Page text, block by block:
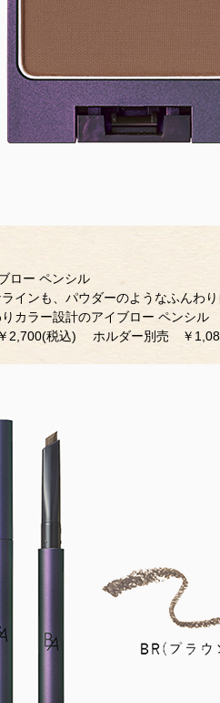
ロー ペンシル
インも、パウダーのようなふんわ
カラー設計のアイブロー ペンシル
税込) ホルダー別売 ￥